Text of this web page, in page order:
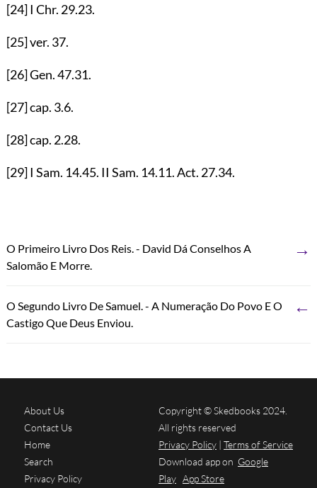
[24]I Chr. 29.23.
[25]ver. 37.
[26]Gen.47.31.
[27]cap. 3.6.
[28]cap. 2.28.
[29]I Sam. 14.45. II Sam. 14.11. Act. 27.34.
O Primeiro Livro Dos Reis. - David Dá Conselhos A
Salomão E Morre.
→
O Segundo Livro De Samuel. - A Numeração Do Povo E O
Castigo Que Deus Enviou.
←
About Us
Contact Us
Home
Search
Privacy Policy
Copyright © Skedbooks 2024.
All rights reserved
Privacy Policy | Terms of Service
Download app on Google
Play App Store